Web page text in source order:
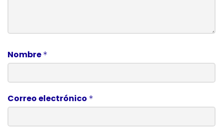
Nombre *
Correo electrónico *